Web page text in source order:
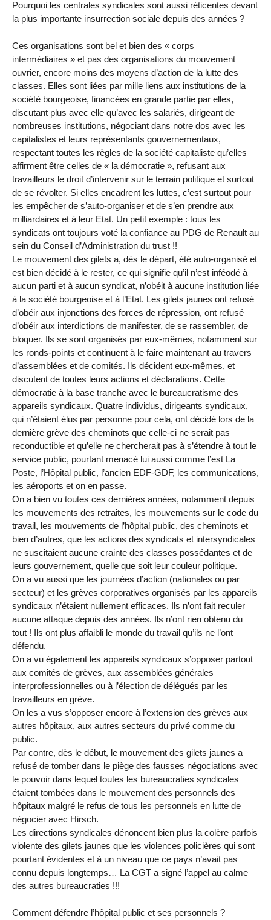
Pourquoi les centrales syndicales sont aussi réticentes devant
la plus importante insurrection sociale depuis des années ?
Ces organisations sont bel et bien des « corps
intermédiaires » et pas des organisations du mouvement
ouvrier, encore moins des moyens d’action de la lutte des
classes. Elles sont liées par mille liens aux institutions de la
société bourgeoise, financées en grande partie par elles,
discutant plus avec elle qu’avec les salariés, dirigeant de
nombreuses institutions, négociant dans notre dos avec les
capitalistes et leurs représentants gouvernementaux,
respectant toutes les règles de la société capitaliste qu’elles
affirment être celles de « la démocratie », refusant aux
travailleurs le droit d’intervenir sur le terrain politique et surtout
de se révolter. Si elles encadrent les luttes, c’est surtout pour
les empêcher de s’auto-organiser et de s’en prendre aux
milliardaires et à leur Etat. Un petit exemple : tous les
syndicats ont toujours voté la confiance au PDG de Renault au
sein du Conseil d’Administration du trust !!
Le mouvement des gilets a, dès le départ, été auto-organisé et
est bien décidé à le rester, ce qui signifie qu’il n’est inféodé à
aucun parti et à aucun syndicat, n’obéit à aucune institution liée
à la société bourgeoise et à l’Etat. Les gilets jaunes ont refusé
d’obéir aux injonctions des forces de répression, ont refusé
d’obéir aux interdictions de manifester, de se rassembler, de
bloquer. Ils se sont organisés par eux-mêmes, notamment sur
les ronds-points et continuent à le faire maintenant au travers
d’assemblées et de comités. Ils décident eux-mêmes, et
discutent de toutes leurs actions et déclarations. Cette
démocratie à la base tranche avec le bureaucratisme des
appareils syndicaux. Quatre individus, dirigeants syndicaux,
qui n’étaient élus par personne pour cela, ont décidé lors de la
dernière grève des cheminots que celle-ci ne serait pas
reconductible et qu’elle ne chercherait pas à s’étendre à tout le
service public, pourtant menacé lui aussi comme l’est La
Poste, l’Hôpital public, l’ancien EDF-GDF, les communications,
les aéroports et on en passe.
On a bien vu toutes ces dernières années, notamment depuis
les mouvements des retraites, les mouvements sur le code du
travail, les mouvements de l’hôpital public, des cheminots et
bien d’autres, que les actions des syndicats et intersyndicales
ne suscitaient aucune crainte des classes possédantes et de
leurs gouvernement, quelle que soit leur couleur politique.
On a vu aussi que les journées d’action (nationales ou par
secteur) et les grèves corporatives organisés par les appareils
syndicaux n’étaient nullement efficaces. Ils n’ont fait reculer
aucune attaque depuis des années. Ils n’ont rien obtenu du
tout ! Ils ont plus affaibli le monde du travail qu’ils ne l’ont
défendu.
On a vu également les appareils syndicaux s’opposer partout
aux comités de grèves, aux assemblées générales
interprofessionnelles ou à l’élection de délégués par les
travailleurs en grève.
On les a vus s’opposer encore à l’extension des grèves aux
autres hôpitaux, aux autres secteurs du privé comme du
public.
Par contre, dès le début, le mouvement des gilets jaunes a
refusé de tomber dans le piège des fausses négociations avec
le pouvoir dans lequel toutes les bureaucraties syndicales
étaient tombées dans le mouvement des personnels des
hôpitaux malgré le refus de tous les personnels en lutte de
négocier avec Hirsch.
Les directions syndicales dénoncent bien plus la colère parfois
violente des gilets jaunes que les violences policières qui sont
pourtant évidentes et à un niveau que ce pays n’avait pas
connu depuis longtemps… La CGT a signé l’appel au calme
des autres bureaucraties !!!
Comment défendre l’hôpital public et ses personnels ?